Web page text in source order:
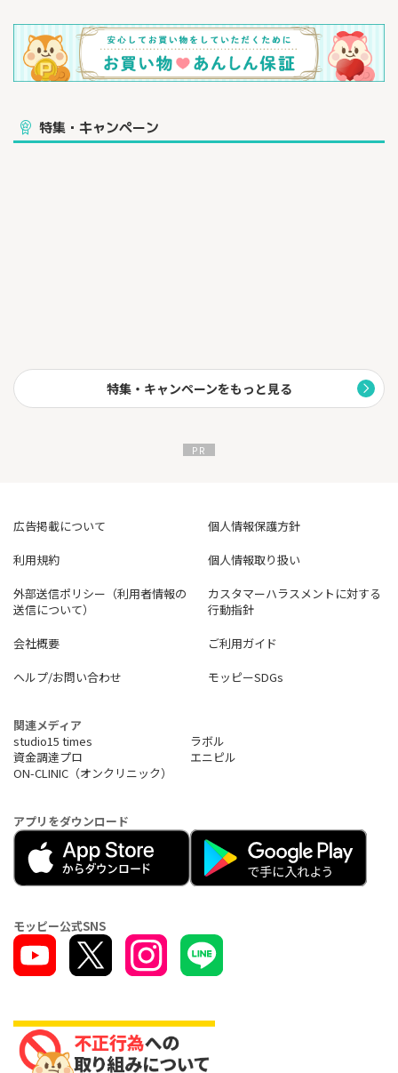
P」
また、特集ページやスタッフのコーディネートも充実しているた
め、商品を“探す”だけでなく、着こなしのヒントも見つかるサイ
ご案内も受けられるので、より便利にご利用いただけます！
ぜひmix.tokyoで毎日のファッション選びを楽しんでください！
特集・キャンペーン
特集・キャンペーンをもっと見る
広告掲載について
個人情報保護方針
利用規約
個人情報取り扱い
外部送信ポリシー（利用者情報の
送信について）
カスタマーハラスメントに対する
行動指針
会社概要
ご利用ガイド
ヘルプ/お問い合わせ
モッピーSDGs
関連メディア
studio15 times
ラボル
資金調達プロ
エニピル
ON-CLINIC（オンクリニック）
アプリをダウンロード
モッピー公式SNS